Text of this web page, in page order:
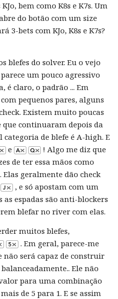
bem como K8s e K7s. Um
do botão com um size
3-bets com KJo, K8s e K7s?
blefes do solver. Eu o vejo
parece um pouco agressivo
é claro, o padrão ... Em
pequenos pares, alguns
Existem muito poucas
continuaram depois da
de blefe é A-high. E
e
! Algo me diz que
de ter essa mãos como
geralmente dão check
, e só apostam com um
as espadas são anti-blockers
blefar no river com elas.
muitos blefes,
. Em geral, parece-me
será capaz de construir
Ele não
para uma combinação
de 5 para 1. E se assim